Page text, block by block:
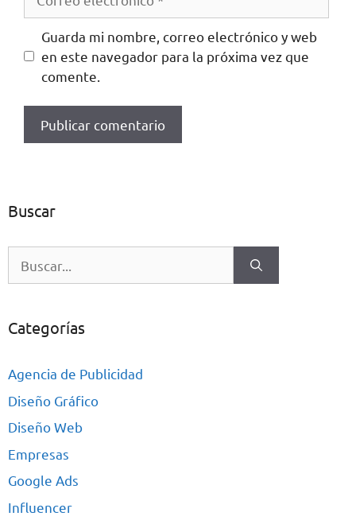
Guarda mi nombre, correo electrónico y web
en este navegador para la próxima vez que
comente.
Buscar
Categorías
Agencia de Publicidad
Diseño Gráfico
Diseño Web
Empresas
Google Ads
Influencer